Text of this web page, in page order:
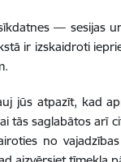
— sesijas
ir izskaidroti
jūs atpazīt, kad
tās saglabātos arī
no